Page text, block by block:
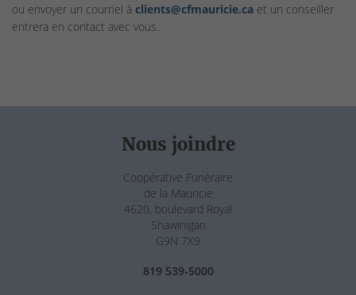
ou envoyer un courriel à clients@cfmauricie.ca et un conseiller
entrera en contact avec vous.
Nous joindre
Coopérative Funéraire
de la Mauricie
4620, boulevard Royal
Shawinigan
G9N 7X9
819 539-5000